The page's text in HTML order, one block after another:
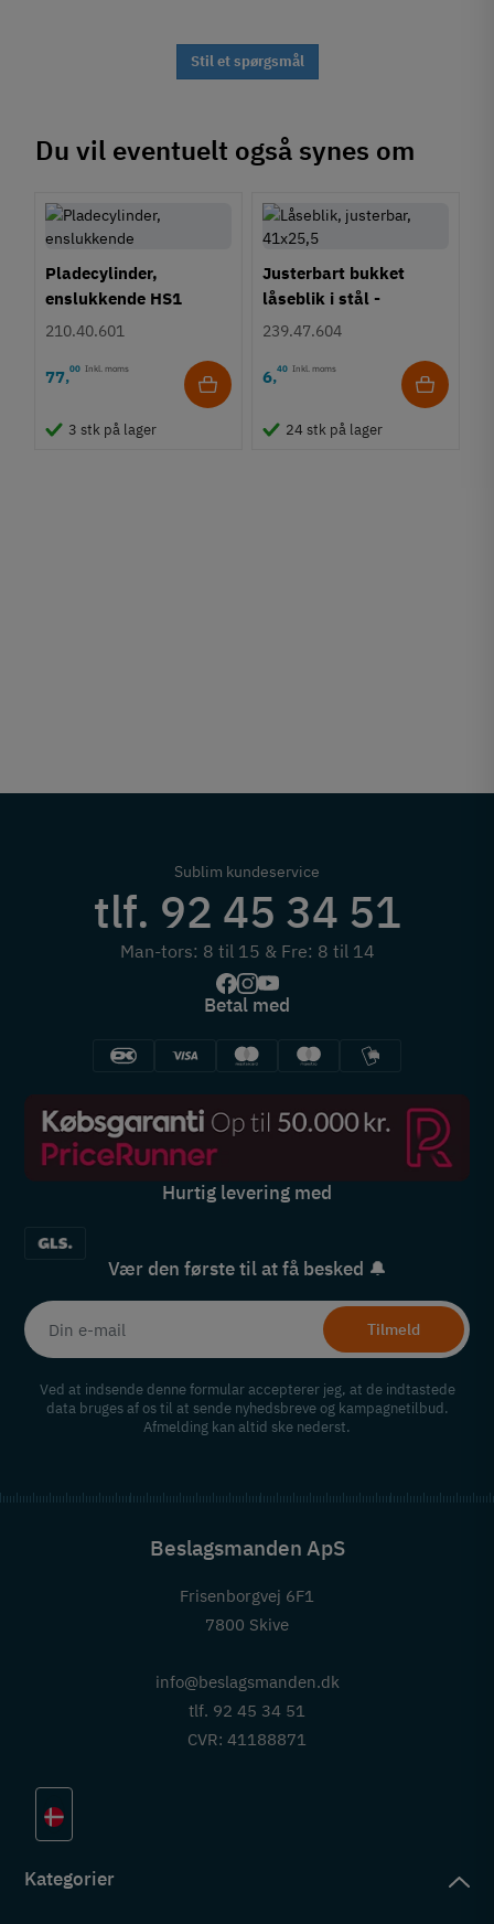
Stil et spørgsmål
Du vil eventuelt også synes om
Pladecylinder,
enslukkende HS1
210.40.601
77,00 Inkl. moms
3 stk på lager
Justerbart bukket
låseblik i stål -
41x25,5 mm
239.47.604
6,40 Inkl. moms
24 stk på lager
Sublim kundeservice
tlf. 92 45 34 51
Man-tors: 8 til 15 & Fre: 8 til 14
Betal med
Hurtig levering med
Vær den første til at få besked 🔔
Tilmeld
Ved at indsende denne formular accepterer jeg, at de indtastede
data bruges af os til at sende nyhedsbreve og kampagnetilbud.
Afmelding kan altid ske nederst.
Beslagsmanden ApS
Frisenborgvej 6F1
7800 Skive
info@beslagsmanden.dk
tlf. 92 45 34 51
CVR: 41188871
Kategorier